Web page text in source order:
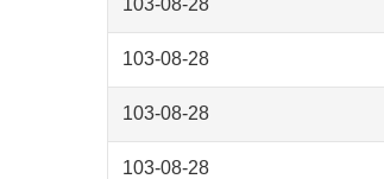
103-08-28
103-08-28
103-08-28
103-08-28